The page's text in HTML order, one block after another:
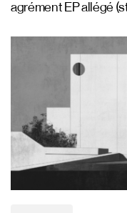
agrément EP allégé